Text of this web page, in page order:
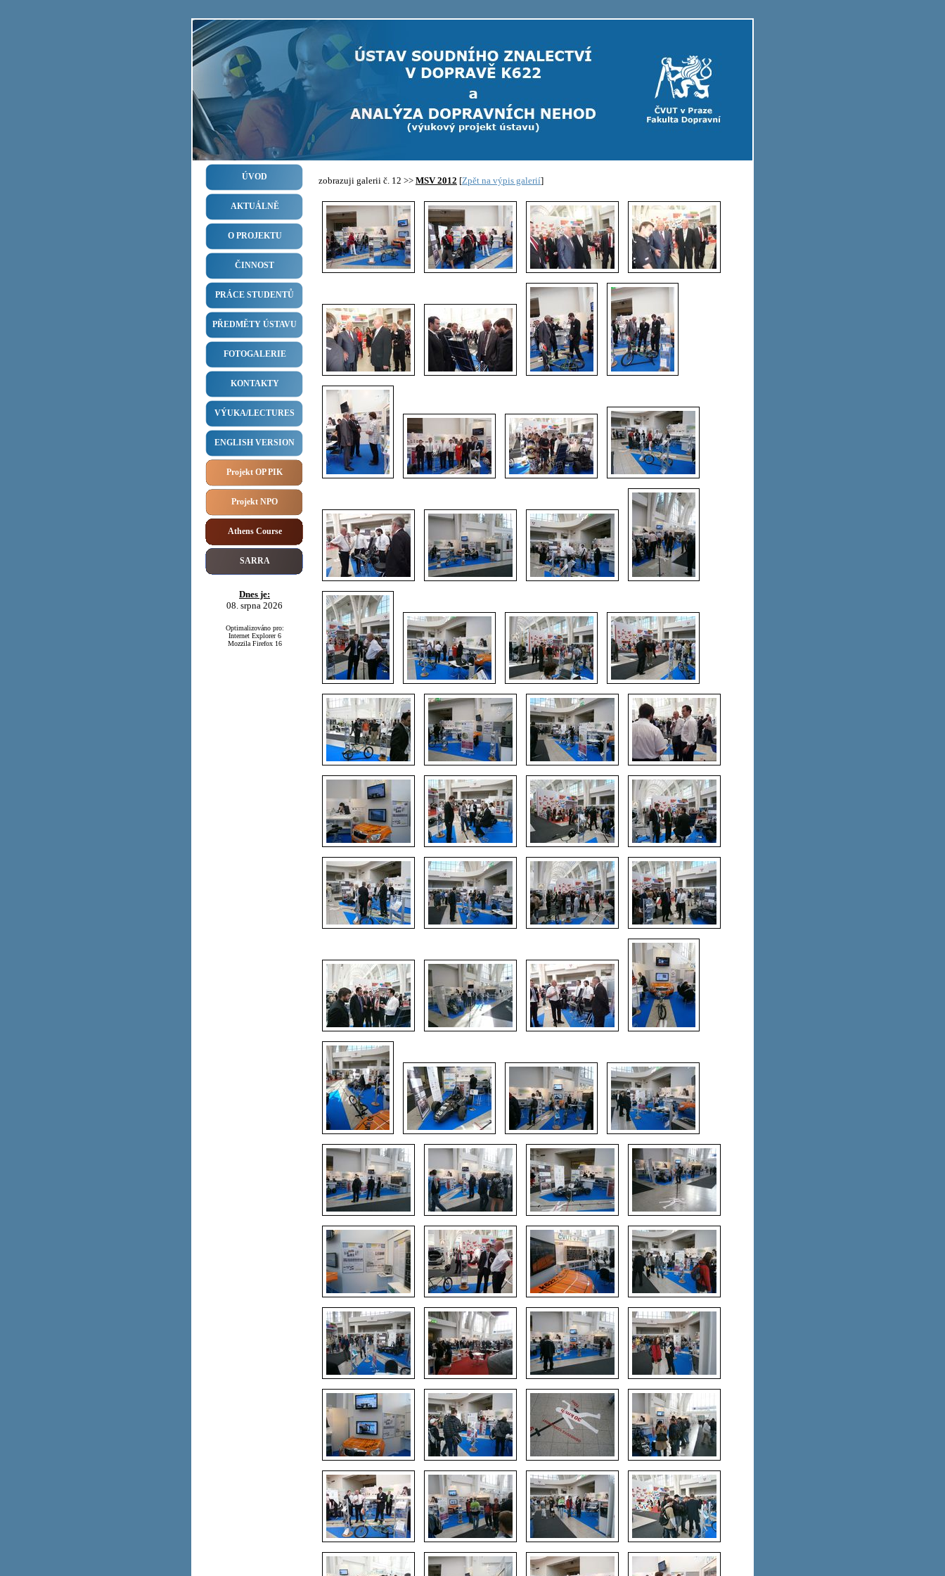
ÚVOD
AKTUÁLNĚ
O PROJEKTU
ČINNOST
PRÁCE STUDENTŮ
PŘEDMĚTY ÚSTAVU
FOTOGALERIE
KONTAKTY
VÝUKA/LECTURES
ENGLISH VERSION
Projekt OP PIK
Projekt NPO
Athens Course
SARRA
Dnes je:
08. srpna 2026
Optimalizováno pro:
Internet Explorer 6
Mozzila Firefox 16
zobrazuji galerii č. 12 >> MSV 2012 [Zpět na výpis galerií]